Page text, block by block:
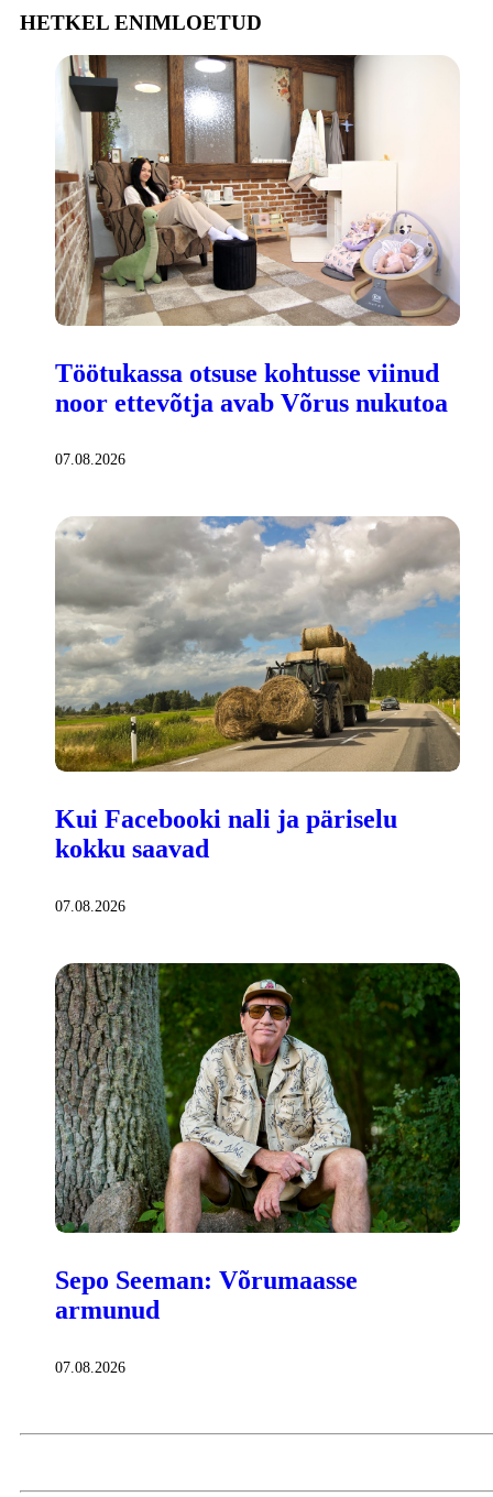
HETKEL ENIMLOETUD
Töötukassa otsuse kohtusse viinud
noor ettevõtja avab Võrus nukutoa
07.08.2026
Kui Facebooki nali ja päriselu
kokku saavad
07.08.2026
Sepo Seeman: Võrumaasse
armunud
07.08.2026